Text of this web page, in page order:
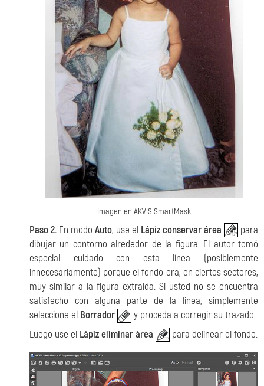
Imagen en AKVIS SmartMask
Paso 2. En modo Auto, use el Lápiz conservar área
para
dibujar un contorno alrededor de la figura. El autor tomó
especial cuidado con esta línea (posiblemente
innecesariamente) porque el fondo era, en ciertos sectores,
muy similar a la figura extraída. Si usted no se encuentra
satisfecho con alguna parte de la línea, simplemente
seleccione el Borrador
y proceda a corregir su trazado.
Luego use el Lápiz eliminar área para delinear el fondo.